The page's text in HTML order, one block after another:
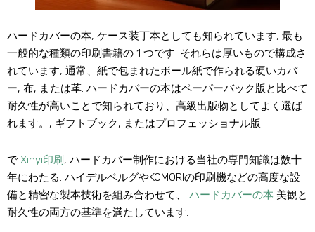
ハードカバーの本, ケース装丁本としても知られています, 最も
一般的な種類の印刷書籍の 1 つです. それらは厚いもので構成さ
れています, 通常、紙で包まれたボール紙で作られる硬いカバ
ー, 布, または革. ハードカバーの本はペーパーバック版と比べて
耐久性が高いことで知られており、高級出版物としてよく選ば
れます。, ギフトブック, またはプロフェッショナル版.
で Xinyi印刷 , ハードカバー制作における当社の専門知識は数十
年にわたる. ハイデルベルグやKOMORIの印刷機などの高度な設
備と精密な製本技術を組み合わせて、 ハードカバーの本 美観と
耐久性の両方の基準を満たしています.